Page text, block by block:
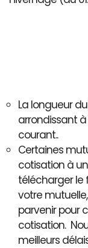
La longueur
arrondissant
courant..
Certaines
cotisation à
télécharger le
votre
parvenir pour
cotisation.
meilleurs